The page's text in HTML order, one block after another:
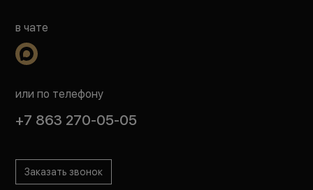
в чате
или по телефону
+7 863 270-05-05
Заказать звонок